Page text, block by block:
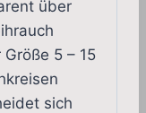
über
5 – 15
sich